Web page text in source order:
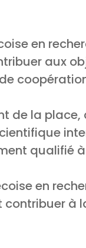
en
aux
de la
qualifié
en